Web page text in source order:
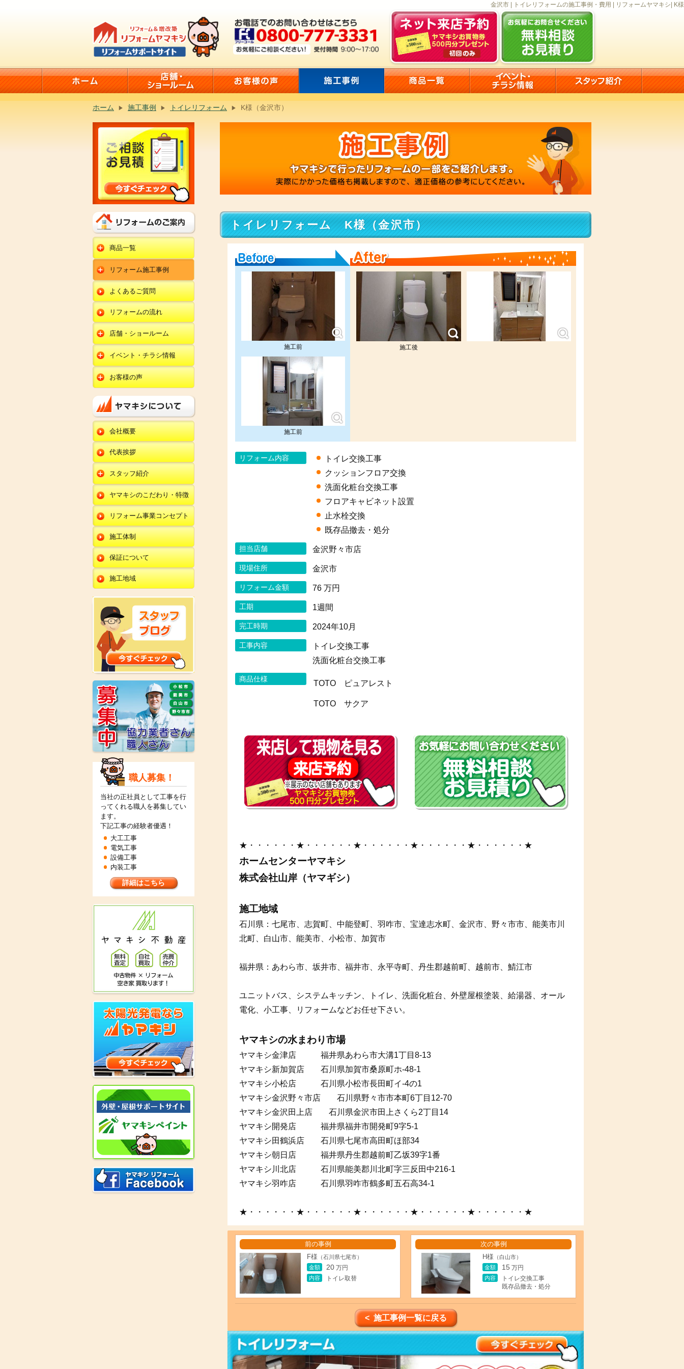
金沢市 | トイレリフォームの施工事例・費用 | リフォームヤマキシ| K様
ホーム 施工事例 トイレリフォーム K様（金沢市）
トイレリフォーム K様（金沢市）
施工前
施工前
施工後
リフォーム内容
トイレ交換工事
クッションフロア交換
洗面化粧台交換工事
フロアキャビネット設置
止水栓交換
既存品撤去・処分
担当店舗 金沢野々市店
現場住所 金沢市
リフォーム金額 76 万円
工期 1週間
完工時期 2024年10月
工事内容
トイレ交換工事
洗面化粧台交換工事
商品仕様 TOTO ピュアレスト
TOTO サクア
★・・・・・・★・・・・・・★・・・・・・★・・・・・・★・・・・・・★
ホームセンターヤマキシ
株式会社山岸（ヤマギシ）
施工地域
石川県：七尾市、志賀町、中能登町、羽咋市、宝達志水町、金沢市、野々市市、能美市川
北町、白山市、能美市、小松市、加賀市
福井県：あわら市、坂井市、福井市、永平寺町、丹生郡越前町、越前市、鯖江市
ユニットバス、システムキッチン、トイレ、洗面化粧台、外壁屋根塗装、給湯器、オール
電化、小工事、リフォームなどお任せ下さい。
ヤマキシの水まわり市場
ヤマキシ金津店 福井県あわら市大溝1丁目8-13
ヤマキシ新加賀店 石川県加賀市桑原町ホ-48-1
ヤマキシ小松店 石川県小松市長田町イ-4の1
ヤマキシ金沢野々市店 石川県野々市市本町6丁目12-70
ヤマキシ金沢田上店 石川県金沢市田上さくら2丁目14
ヤマキシ開発店 福井県福井市開発町9字5-1
ヤマキシ田鶴浜店 石川県七尾市高田町ほ部34
ヤマキシ朝日店 福井県丹生郡越前町乙坂39字1番
ヤマキシ川北店 石川県能美郡川北町字三反田中216-1
ヤマキシ羽咋店 石川県羽咋市鶴多町五石高34-1
★・・・・・・★・・・・・・★・・・・・・★・・・・・・★・・・・・・★
前の事例
F様 （石川県七尾市）
金額
20 万円
内容
トイレ取替
次の事例
H様 （白山市）
金額
15 万円
内容
トイレ交換工事
既存品撤去・処分
< 施工事例一覧に戻る
商品一覧
水回りリフォーム
キッチンリフォーム
ユニットバスリフォー
ム
トイレリフォーム
洗面化粧台リフォー
ム
オール電化セット
エコキュート
給湯器
エクステリア
外壁塗装
内装リフォーム
リフォーム施工事例
キッチン
ユニットバス
トイレ
洗面化粧台
エクステリア
外壁塗装・外装工事
改装・内装リフォー
ム
修理・小工事
全面リフォーム
よくあるご質問
リフォームの流れ
店舗・ショールーム
田鶴浜店
金沢野々市店
川北店
小松店
新加賀店
金津店
朝日店
羽咋店
金沢田上店
イベント・チラシ情報
田鶴浜店
金沢野々市店
小松店
新加賀店
金津店
朝日店
羽咋店
金沢田上店
お客様の声
キッチン
ユニットバス
トイレ
洗面化粧台
オール電化・給湯器
エクステリア
外壁塗装・外壁工事
改装・内装リフォー
ム
修理・小工事
全面リフォーム
会社概要
代表挨拶
スタッフ紹介
本部
田鶴浜店
金沢野々市店
川北店
小松店
新加賀店
金津店
朝日店
羽咋店
金沢田上店
ヤマキシのこだわり・特徴
リフォーム事業コンセプト
施工体制
保証について
施工地域
職人募集！
当社の正社員として工事を行
ってくれる職人を募集してい
ます。
下記工事の経験者優遇！
大工工事
電気工事
設備工事
内装工事
詳細はこちら